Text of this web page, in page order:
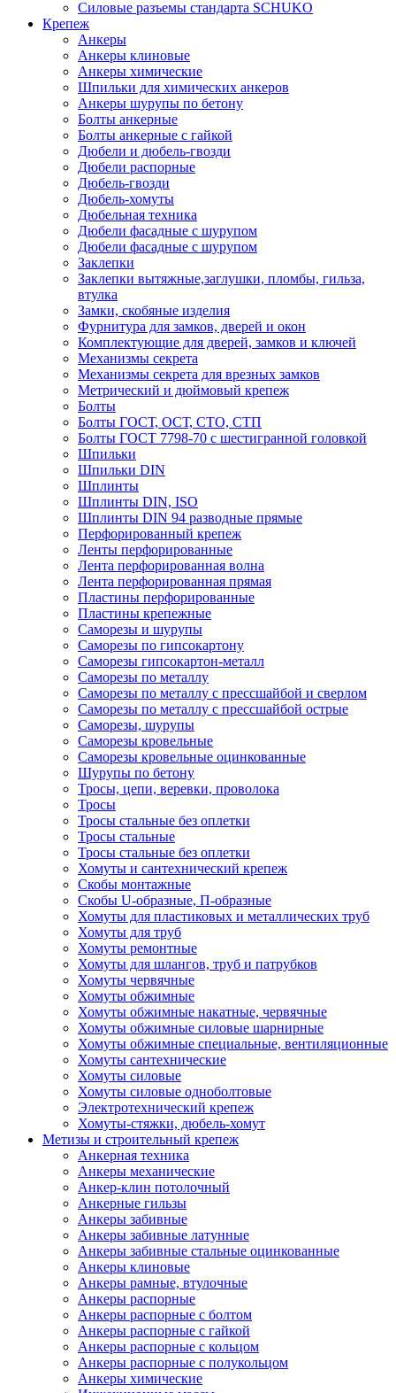
Силовые разъемы стандарта SCHUKO
Крепеж
Анкеры
Анкеры клиновые
Анкеры химические
Шпильки для химических анкеров
Анкеры шурупы по бетону
Болты анкерные
Болты анкерные с гайкой
Дюбели и дюбель-гвозди
Дюбели распорные
Дюбель-гвозди
Дюбель-хомуты
Дюбельная техника
Дюбели фасадные с шурупом
Дюбели фасадные с шурупом
Заклепки
Заклепки вытяжные,заглушки, пломбы, гильза,
втулка
Замки, скобяные изделия
Фурнитура для замков, дверей и окон
Комплектующие для дверей, замков и ключей
Механизмы секрета
Механизмы секрета для врезных замков
Метрический и дюймовый крепеж
Болты
Болты ГОСТ, ОСТ, СТО, СТП
Болты ГОСТ 7798-70 с шестигранной головкой
Шпильки
Шпильки DIN
Шплинты
Шплинты DIN, ISO
Шплинты DIN 94 разводные прямые
Перфорированный крепеж
Ленты перфорированные
Лента перфорированная волна
Лента перфорированная прямая
Пластины перфорированные
Пластины крепежные
Саморезы и шурупы
Саморезы по гипсокартону
Саморезы гипсокартон-металл
Саморезы по металлу
Саморезы по металлу с прессшайбой и сверлом
Саморезы по металлу с прессшайбой острые
Саморезы, шурупы
Саморезы кровельные
Саморезы кровельные оцинкованные
Шурупы по бетону
Тросы, цепи, веревки, проволока
Тросы
Тросы стальные без оплетки
Тросы стальные
Тросы стальные без оплетки
Хомуты и сантехнический крепеж
Скобы монтажные
Скобы U-образные, П-образные
Хомуты для пластиковых и металлических труб
Хомуты для труб
Хомуты ремонтные
Хомуты для шлангов, труб и патрубков
Хомуты червячные
Хомуты обжимные
Хомуты обжимные накатные, червячные
Хомуты обжимные силовые шарнирные
Хомуты обжимные специальные, вентиляционные
Хомуты сантехнические
Хомуты силовые
Хомуты силовые одноболтовые
Электротехнический крепеж
Хомуты-стяжки, дюбель-хомут
Метизы и строительный крепеж
Анкерная техника
Анкеры механические
Анкер-клин потолочный
Анкерные гильзы
Анкеры забивные
Анкеры забивные латунные
Анкеры забивные стальные оцинкованные
Анкеры клиновые
Анкеры рамные, втулочные
Анкеры распорные
Анкеры распорные с болтом
Анкеры распорные с гайкой
Анкеры распорные с кольцом
Анкеры распорные с полукольцом
Анкеры химические